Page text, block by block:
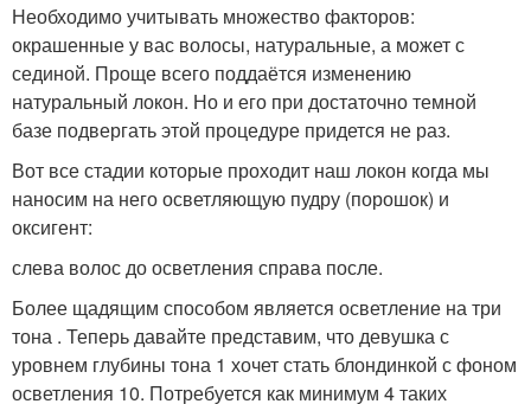
Необходимо учитывать множество факторов:
окрашенные у вас волосы, натуральные, а может с
сединой. Проще всего поддаётся изменению
натуральный локон. Но и его при достаточно темной
базе подвергать этой процедуре придется не раз.
Вот все стадии которые проходит наш локон когда мы
наносим на него осветляющую пудру (порошок) и
оксигент:
слева волос до осветления справа после.
Более щадящим способом является осветление на три
тона . Теперь давайте представим, что девушка с
уровнем глубины тона 1 хочет стать блондинкой с фоном
осветления 10. Потребуется как минимум 4 таких